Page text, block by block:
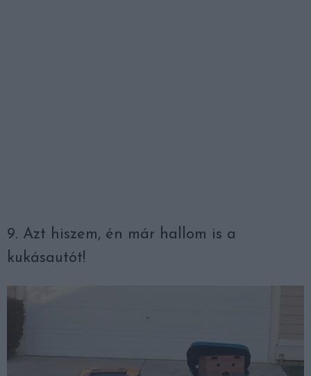
9. Azt hiszem, én már hallom is a
kukásautót!